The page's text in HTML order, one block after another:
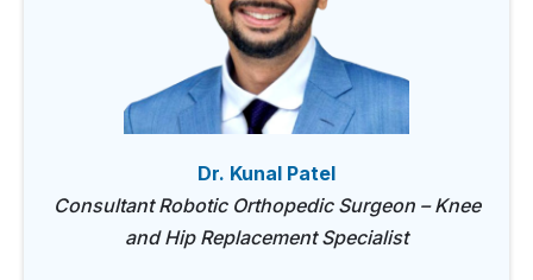
Dr. Kunal Patel
Consultant Robotic Orthopedic Surgeon – Knee
and Hip Replacement Specialist